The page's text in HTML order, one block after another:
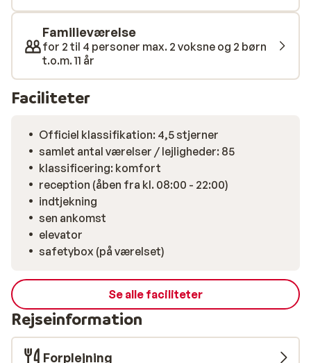
Familieværelse
for 2 til 4 personer max. 2 voksne og 2 børn
t.o.m. 11 år
Faciliteter
Officiel klassifikation: 4,5 stjerner
samlet antal værelser / lejligheder: 85
klassificering: komfort
reception (åben fra kl. 08:00 - 22:00)
indtjekning
sen ankomst
elevator
safetybox (på værelset)
Se alle faciliteter
Rejseinformation
Forplejning